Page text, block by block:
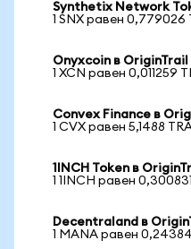
Synthetix Network
1 SNX равен 0,779026
Onyxcoin в OriginTrail
1 XCN равен 0,011259
Convex Finance в
1 CVX равен 5,1488
1INCH Token в
1 1INCH равен
Decentraland в
1 MANA равен